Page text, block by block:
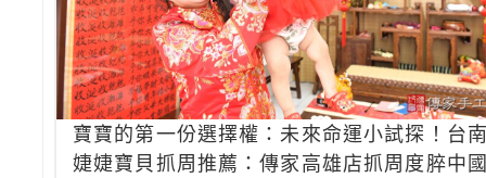
寶寶的第一份選擇權：未來命運小試探！台
婕婕寶貝抓周推薦：傳家高雄店抓周度脺中